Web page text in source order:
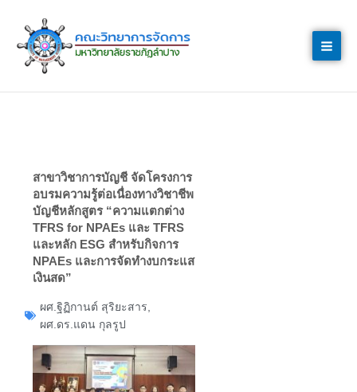
content
สาขาวิชาการบัญชี จัดโครงการ
อบรมความรู้ต่อเนื่องทางวิชาชีพ
บัญชีหลักสูตร “ความแตกต่าง
TFRS for NPAEs และ TFRS
และหลัก ESG สำหรับกิจการ
NPAEs และการจัดทำงบกระแส
เงินสด”
ผศ.ฐิฏิกานต์ สุริยะสาร
ผศ.ดร.แดน กุลรูป